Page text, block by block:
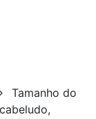
Tamanho do